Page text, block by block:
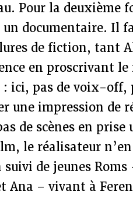
Pour la deuxième
un documentaire. Il
de fiction, tant
en proscrivant
ici, pas de voix-off,
une impression de
de scènes en
le réalisateur
de jeunes
Ana – vivant à